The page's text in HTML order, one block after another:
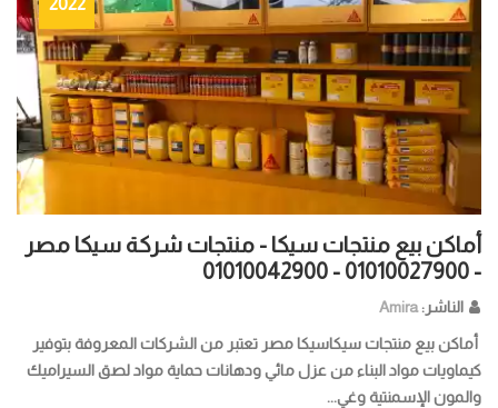
أماكن بيع منتجات سيكا - منتجات شركة سيكا مصر
- 01010027900 - 01010042900
2022
الناشر:Amira
أماكن بيع منتجات سيكاسيكا مصر تعتبر من الشركات المعروفة بتوفير
كيماويات مواد البناء من عزل مائي ودهانات حماية مواد لصق السيراميك
والمون الإسمنتية وغي...